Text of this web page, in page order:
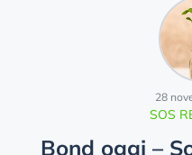
SOS
28
Bond oggi –